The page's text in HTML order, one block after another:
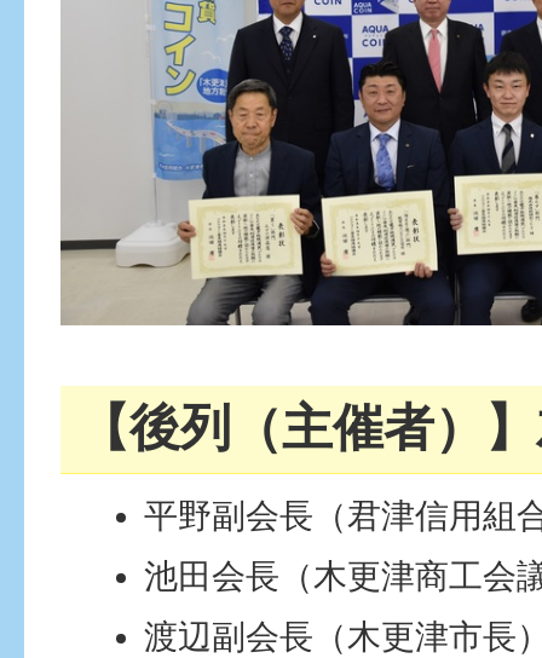
【後列（主催者）
平野副会長（君津信用組
池田会長（木更津商工会
渡辺副会長（木更津市長